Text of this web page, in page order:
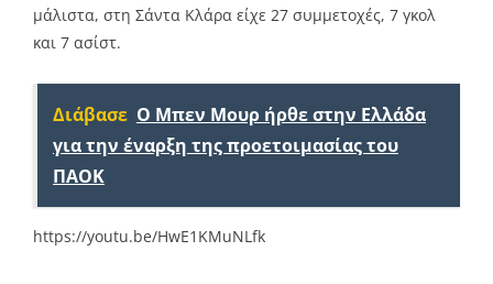
μάλιστα, στη Σάντα Κλάρα είχε 27 συμμετοχές, 7 γκολ
και 7 ασίστ.
Διάβασε O Mπεν Μουρ ήρθε στην Ελλάδα
για την έναρξη της προετοιμασίας του
ΠΑΟΚ
https://youtu.be/HwE1KMuNLfk